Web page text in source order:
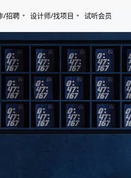
/招聘 设计师/找项目 试听会员